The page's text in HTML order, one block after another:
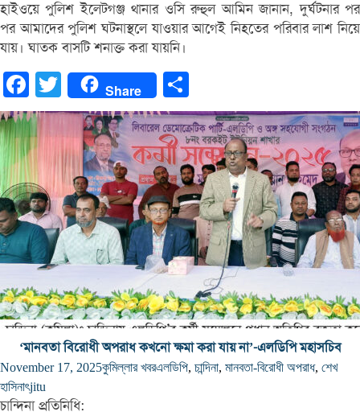
হাইওয়ে পুলিশ ইলেটগঞ্জ থানার ওসি রুহুল আমিন জানান, দুর্ঘটনার পর
পর আমাদের পুলিশ ঘটনাস্থলে যাওয়ার আগেই নিহতের পরিবার লাশ নিয়ে
যায়। ঘাতক বাসটি শনাক্ত করা যায়নি।
FacebookTwitter Share
‘মানবতা বিরোধী অপরাধ কখনো ক্ষমা করা যায় না’-এলডিপি মহাসচিব
November 17, 2025কুমিল্লার খবরএলডিপি, চান্দিনা, মানবতা-বিরোধী অপরাধ, শেখ
হাসিনাৎjitu
চান্দিনা প্রতিনিধি: